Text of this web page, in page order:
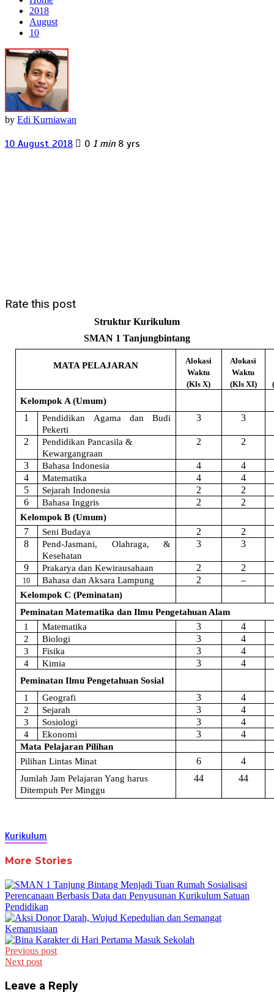
2018
August
10
by Edi Kurniawan
10 August 2018 0 1 min 8 yrs
Rate this post
Struktur Kurikulum
SMAN 1 Tanjungbintang
MATA PELAJARAN
Alokasi
Waktu
(Kls X)
Alokasi
Waktu
(Kls XI)
Kelompok A (Umum)
1
Pendidikan Agama dan Budi
Pekerti
3 3
2
Pendidikan Pancasila &
Kewargangraan
2 2
3 Bahasa Indonesia 4
4
4
Matematika 4
4
5
Sejarah Indonesia 2
2
6
Bahasa Inggris 2 2
Kelompok B (Umum)
7 Seni Budaya 2
2
8
Pend-Jasmani, Olahraga, &
Kesehatan
3 3
9 Prakarya dan Kewirausahaan 2 2
10 Bahasa dan Aksara Lampung 2 –
Kelompok C (Peminatan)
Peminatan Matematika dan Ilmu Pengetahuan Alam
1
Matematika 3 4
2 Biologi 3 4
3 Fisika 3 4
4 Kimia 3 4
Peminatan Ilmu Pengetahuan Sosial
1
Geografi 3 4
2 Sejarah 3 4
3 Sosiologi 3 4
4 Ekonomi 3 4
Mata Pelajaran Pilihan
Pilihan Lintas Minat
6 4
Jumlah Jam Pelajaran Yang harus
Ditempuh Per Minggu
44 44
Kurikulum
More Stories
Post
navigation
Previous post
Next post
Leave a Reply